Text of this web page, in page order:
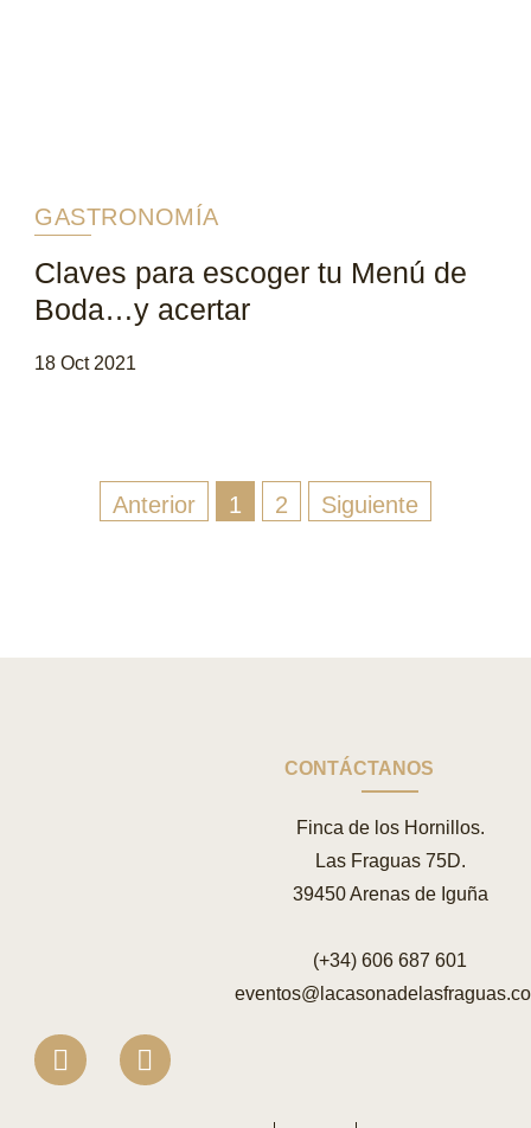
GASTRONOMÍA
Claves para escoger tu Menú de
Boda…y acertar
18 Oct 2021
Anterior 1 2 Siguiente
CONTÁCTANOS
Finca de los Hornillos.
Las Fraguas 75D.
39450 Arenas de Iguña
(+34) 606 687 601